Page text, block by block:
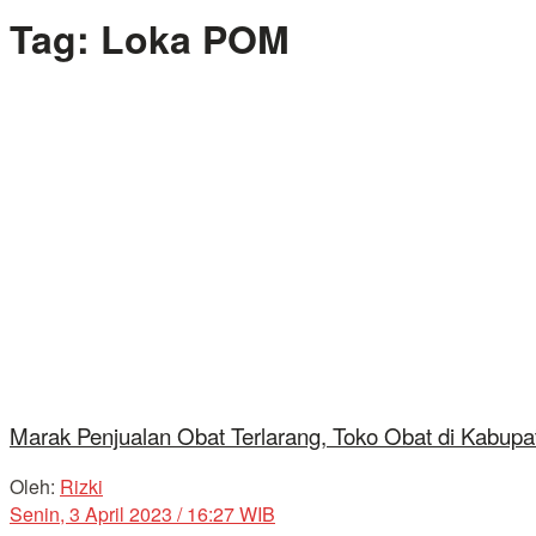
Tag: Loka POM
Marak Penjualan Obat Terlarang, Toko Obat di
Oleh: Rizki
Senin, 3 April 2023 / 16:27 WIB